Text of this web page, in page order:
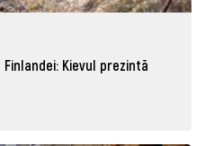
Kievul prezintă